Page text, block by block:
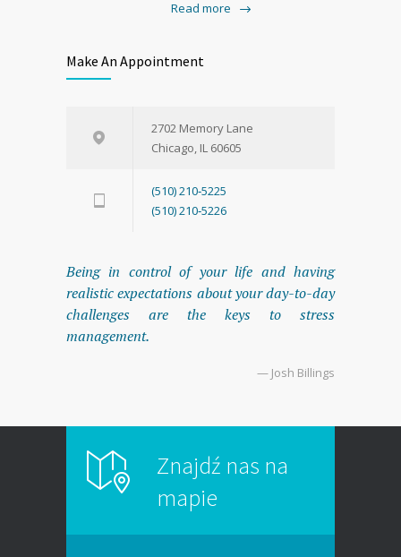
Read more
Make An Appointment
2702 Mem­o­ry Lane
Chica­go, IL 60605
(510) 210‑5225
(510) 210‑5226
Being in control of your life and having
realistic expectations about your day-to-day
challenges are the keys to stress
management.
— Josh Billings
Znajdź nas na
mapie